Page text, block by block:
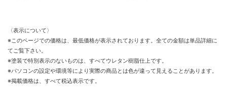
〈表示について〉
※このページでの価格は、最低価格が表示されております。全ての金額は単品詳細に
てご覧下さい。
※塗装で特別表示のないものは、すべてウレタン樹脂仕上です。
※パソコンの設定や環境等により実際の商品とは色が違って見えることがあります。
※掲載価格は、すべて税込表示です。